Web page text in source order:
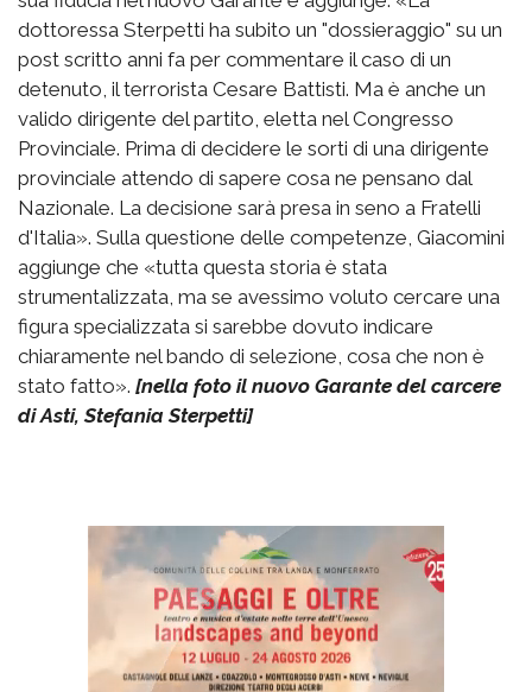
dottoressa Sterpetti ha subito un "dossieraggio" su un
post scritto anni fa per commentare il caso di un
detenuto, il terrorista Cesare Battisti. Ma è anche un
valido dirigente del partito, eletta nel Congresso
Provinciale. Prima di decidere le sorti di una dirigente
provinciale attendo di sapere cosa ne pensano dal
Nazionale. La decisione sarà presa in seno a Fratelli
d'Italia». Sulla questione delle competenze, Giacomini
aggiunge che «tutta questa storia è stata
strumentalizzata, ma se avessimo voluto cercare una
figura specializzata si sarebbe dovuto indicare
chiaramente nel bando di selezione, cosa che non è
stato fatto». [nella foto il nuovo Garante del carcere
di Asti, Stefania Sterpetti]